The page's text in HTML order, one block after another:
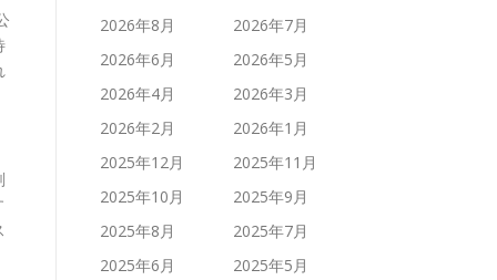
2026年8月
2026年7月
2026年6月
2026年5月
2026年4月
2026年3月
2026年2月
2026年1月
2025年12月
2025年11月
2025年10月
2025年9月
2025年8月
2025年7月
2025年6月
2025年5月